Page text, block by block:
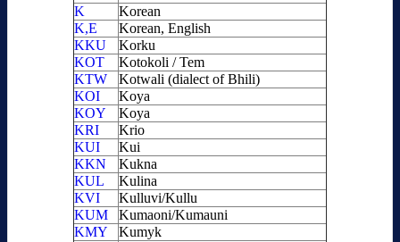
K
Korean
K,E
Korean, English
KKU
Korku
KOT
Kotokoli / Tem
KTW
Kotwali (dialect of Bhili)
KOI
Koya
KOY
Koya
KRI
Krio
KUI
Kui
KKN
Kukna
KUL
Kulina
KVI
Kulluvi/Kullu
KUM
Kumaoni/Kumauni
KMY
Kumyk